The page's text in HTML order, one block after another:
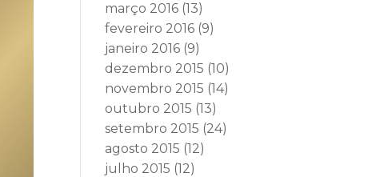
março 2016 (13)
fevereiro 2016 (9)
janeiro 2016 (9)
dezembro 2015 (10)
novembro 2015 (14)
outubro 2015 (13)
setembro 2015 (24)
agosto 2015 (12)
julho 2015 (12)